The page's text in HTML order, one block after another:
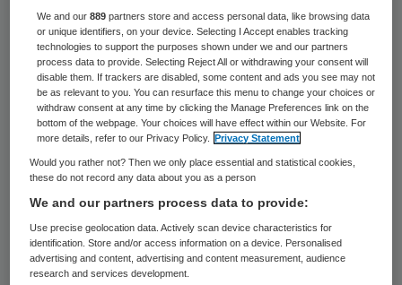
De samenwerking tussen apotheker,
huisarts en patiënt kan ziekenhuisopnames
voorkomen, blijkt uit onderzoek van dr. Anne
Leendertse, eind 2010 gepromoveerd in de
medicatieveiligheid. Echter, om dit
organisatorisch goed in te richten moet een
volgens Leendertse. Het nieuwe onderzoek
moet een plan opleveren waarin de klinische
apotheker een nieuwe rol gaat vervullen
We and our889 partners store and access personal data, like browsing data
or unique identifiers, on your device. Selecting I Accept enables tracking
technologies to support the purposes shown under we and our partners
process data to provide. Selecting Reject All or withdrawing your consent will
disable them. If trackers are disabled, some content and ads you see may not
be as relevant to you. You can resurface this menu to change your choices or
withdraw consent at any time by clicking the Manage Preferences link on the
bottom of the webpage. Your choices will have effect within our Website. For
more details, refer to our Privacy Policy.
Privacy Statement
Would you rather not? Then we only place essential and statistical cookies,
these do not record any data about you as a person
We and our partners process data to provide:
Use precise geolocation data. Actively scan device characteristics for
identification. Store and/or access information on a device. Personalised
advertising and content, advertising and content measurement, audience
research and services development.